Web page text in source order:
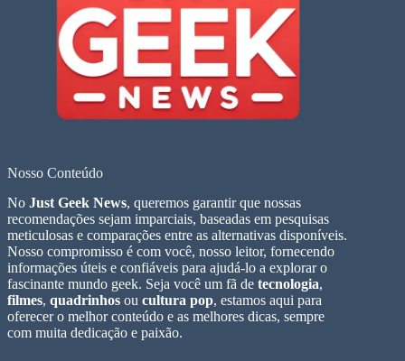
Nosso Conteúdo
No Just Geek News, queremos garantir que nossas
recomendações sejam imparciais, baseadas em pesquisas
meticulosas e comparações entre as alternativas disponíveis.
Nosso compromisso é com você, nosso leitor, fornecendo
informações úteis e confiáveis para ajudá-lo a explorar o
fascinante mundo geek. Seja você um fã de tecnologia,
filmes, quadrinhos ou cultura pop, estamos aqui para
oferecer o melhor conteúdo e as melhores dicas, sempre
com muita dedicação e paixão.